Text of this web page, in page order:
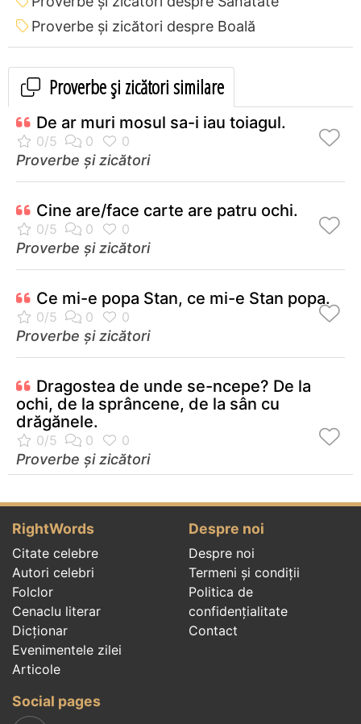
Proverbe și zicători despre Boală
Proverbe și zicători similare
De ar muri mosul sa-i iau toiagul.
Proverbe și zicători
Cine are/face carte are patru ochi.
Proverbe și zicători
Ce mi-e popa Stan, ce mi-e Stan popa.
Proverbe și zicători
Dragostea de unde se-ncepe? De la
ochi, de la sprâncene, de la sân cu
drăgănele.
Proverbe și zicători
RightWords
Citate celebre
Autori celebri
Folclor
Cenaclu literar
Dicționar
Evenimentele zilei
Articole
Despre noi
Despre noi
Termeni și condiții
Politica de
confidenţialitate
Contact
Social pages